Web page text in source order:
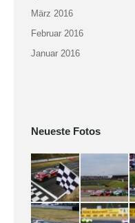
März 2016
Februar 2016
Januar 2016
Neueste Fotos